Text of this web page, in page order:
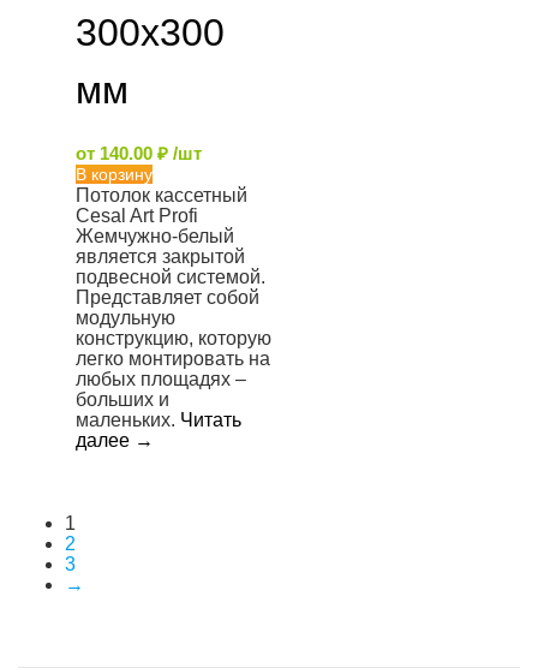
300х300
мм
от 140.00 ₽ /шт
В корзину
Потолок кассетный
Cesal Art Profi
Жемчужно-белый
является закрытой
подвесной системой.
Представляет собой
модульную
конструкцию, которую
легко монтировать на
любых площадях –
больших и
маленьких. Читать
далее →
1
2
3
→